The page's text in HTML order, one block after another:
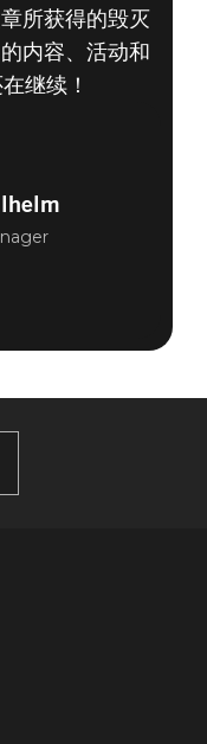
所获得的毁灭
内容、活动和
继续！